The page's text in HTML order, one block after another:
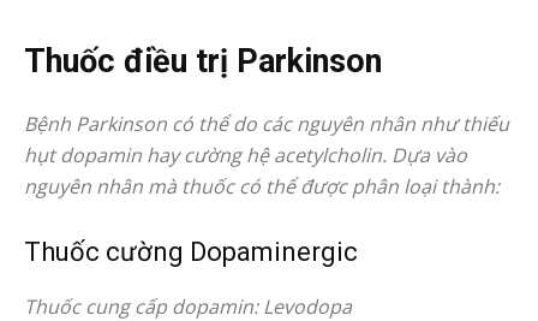
Thuốc điều trị Parkinson
Bệnh Parkinson có thể do các nguyên nhân như thiếu
hụt dopamin hay cường hệ acetylcholin. Dựa vào
nguyên nhân mà thuốc có thể được phân loại thành:
Thuốc cường Dopaminergic
Thuốc cung cấp dopamin: Levodopa